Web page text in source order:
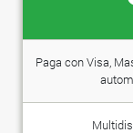
Paga con Visa,